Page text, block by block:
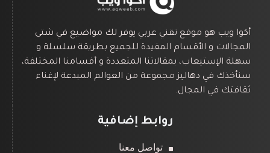
أكوا ويب هو موقع تقني عربي يوفر لك مواضيع في شتى
المجالات و الأقسام المفيدة للجميع بطريقة سلسلة و
سهلة الإستيعاب، بمقالاتنا المتعددة و أقسامنا المختلفة،
سنأخذك في دهاليز مجموعة من العوالم المبدعة لإغناء
ثقافتك في المجال.
روابط إضافية
تواصل معنا